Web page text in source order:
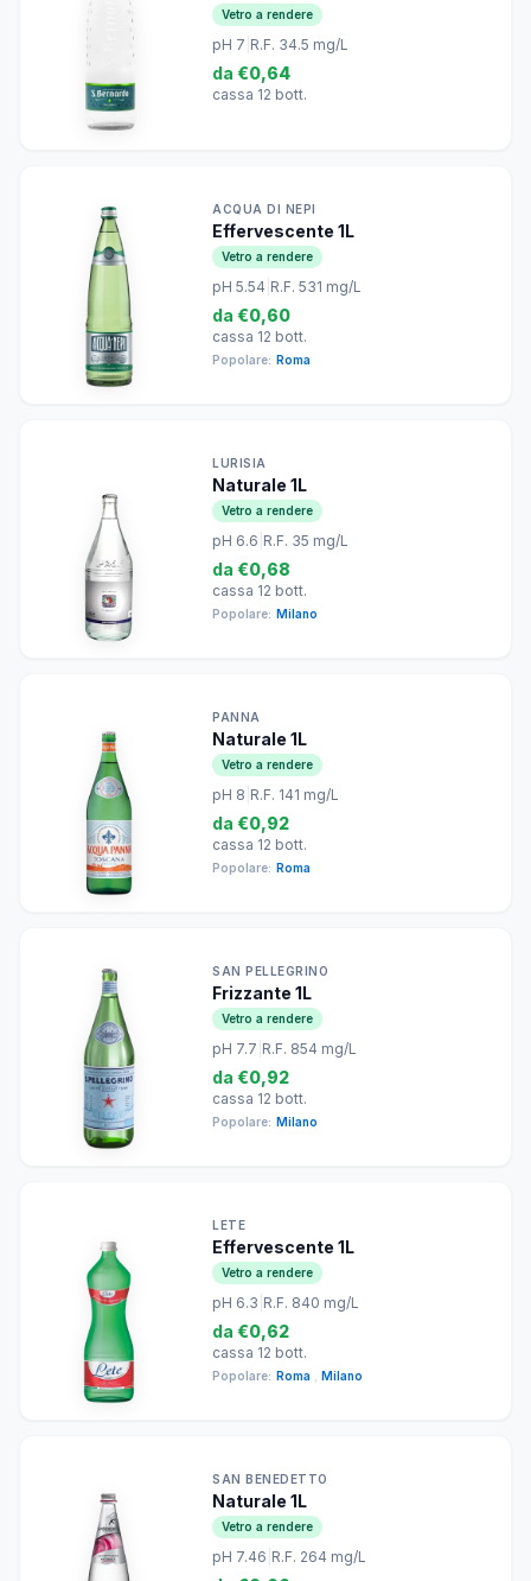
Vetro a rendere
pH 7 R.F. 34.5 mg/L
da €0,64
cassa 12 bott.
ACQUA DI NEPI
Effervescente 1L
Vetro a rendere
pH 5.54 R.F. 531 mg/L
da €0,60
cassa 12 bott.
Popolare: Roma
LURISIA
Naturale 1L
Vetro a rendere
pH 6.6 R.F. 35 mg/L
da €0,68
cassa 12 bott.
Popolare: Milano
PANNA
Naturale 1L
Vetro a rendere
pH 8 R.F. 141 mg/L
da €0,92
cassa 12 bott.
Popolare: Roma
SAN PELLEGRINO
Frizzante 1L
Vetro a rendere
pH 7.7 R.F. 854 mg/L
da €0,92
cassa 12 bott.
Popolare: Milano
LETE
Effervescente 1L
Vetro a rendere
pH 6.3 R.F. 840 mg/L
da €0,62
cassa 12 bott.
Popolare: Roma Milano
SAN BENEDETTO
Naturale 1L
Vetro a rendere
pH 7.46 R.F. 264 mg/L